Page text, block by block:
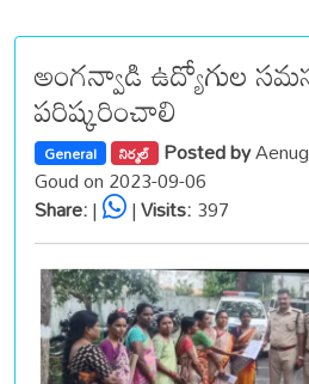
అంగన్వాడి ఉద్యోగుల
పరిష్కరించాలి
General నిర్మల్ Posted by
Goud on 2023-09-06
Share:| |Visits:397